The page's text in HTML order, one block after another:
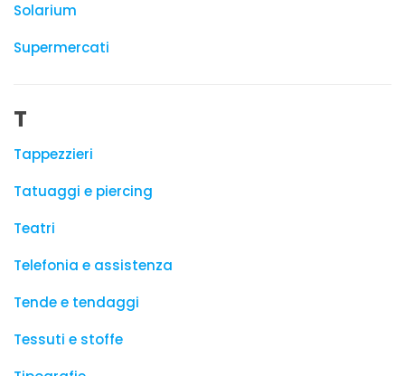
Solarium
Supermercati
T
Tappezzieri
Tatuaggi e piercing
Teatri
Telefonia e assistenza
Tende e tendaggi
Tessuti e stoffe